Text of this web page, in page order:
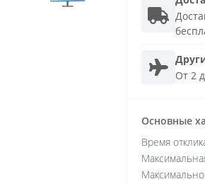
От 2
Основные
Время